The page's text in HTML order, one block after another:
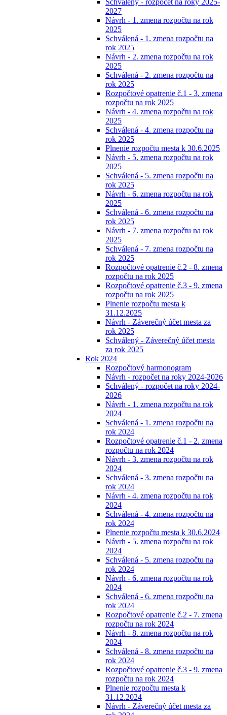
Schválený - rozpočet na roky 2025-
2027
Návrh - 1. zmena rozpočtu na rok
2025
Schválená - 1. zmena rozpočtu na
rok 2025
Návrh - 2. zmena rozpočtu na rok
2025
Schválená - 2. zmena rozpočtu na
rok 2025
Rozpočtové opatrenie č.1 - 3. zmena
rozpočtu na rok 2025
Návrh - 4. zmena rozpočtu na rok
2025
Schválená - 4. zmena rozpočtu na
rok 2025
Plnenie rozpočtu mesta k 30.6.2025
Návrh - 5. zmena rozpočtu na rok
2025
Schválená - 5. zmena rozpočtu na
rok 2025
Návrh - 6. zmena rozpočtu na rok
2025
Schválená - 6. zmena rozpočtu na
rok 2025
Návrh - 7. zmena rozpočtu na rok
2025
Schválená - 7. zmena rozpočtu na
rok 2025
Rozpočtové opatrenie č.2 - 8. zmena
rozpočtu na rok 2025
Rozpočtové opatrenie č.3 - 9. zmena
rozpočtu na rok 2025
Plnenie rozpočtu mesta k
31.12.2025
Návrh - Záverečný účet mesta za
rok 2025
Schválený - Záverečný účet mesta
za rok 2025
Rok 2024
Rozpočtový harmonogram
Návrh - rozpočet na roky 2024-2026
Schválený - rozpočet na roky 2024-
2026
Návrh - 1. zmena rozpočtu na rok
2024
Schválená - 1. zmena rozpočtu na
rok 2024
Rozpočtové opatrenie č.1 - 2. zmena
rozpočtu na rok 2024
Návrh - 3. zmena rozpočtu na rok
2024
Schválená - 3. zmena rozpočtu na
rok 2024
Návrh - 4. zmena rozpočtu na rok
2024
Schválená - 4. zmena rozpočtu na
rok 2024
Plnenie rozpočtu mesta k 30.6.2024
Návrh - 5. zmena rozpočtu na rok
2024
Schválená - 5. zmena rozpočtu na
rok 2024
Návrh - 6. zmena rozpočtu na rok
2024
Schválená - 6. zmena rozpočtu na
rok 2024
Rozpočtové opatrenie č.2 - 7. zmena
rozpočtu na rok 2024
Návrh - 8. zmena rozpočtu na rok
2024
Schválená - 8. zmena rozpočtu na
rok 2024
Rozpočtové opatrenie č.3 - 9. zmena
rozpočtu na rok 2024
Plnenie rozpočtu mesta k
31.12.2024
Návrh - Záverečný účet mesta za